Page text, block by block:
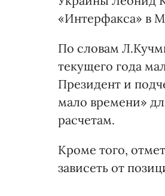
«Интерфакса» в
По словам
текущего года
Президент и
мало времени»
расчетам.
Кроме того,
зависеть от